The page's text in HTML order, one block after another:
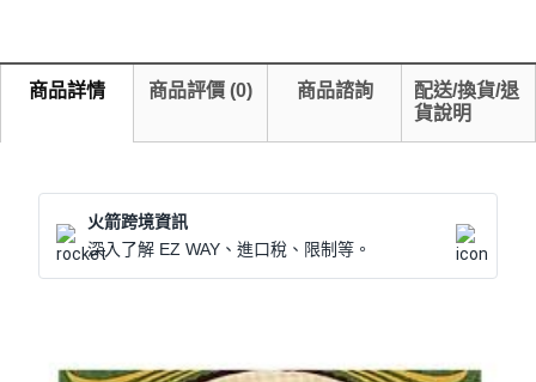
商品詳情 商品評價 (0) 商品諮詢
配送/換貨/退
貨說明
火箭跨境資訊
深入了解 EZ WAY、進口稅、限制等。